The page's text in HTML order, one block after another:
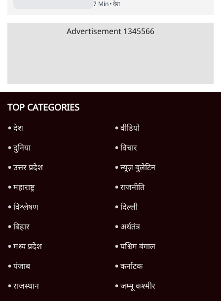
7 Min• देश
Advertisement 1345566
TOP CATEGORIES
देश
वीडियो
दुनिया
विचार
उत्तर प्रदेश
न्यूज़ बुलेटिन
महाराष्ट्र
राजनीति
विश्लेषण
दिल्ली
बिहार
अर्थतंत्र
मध्य प्रदेश
पश्चिम बंगाल
पंजाब
कर्नाटक
राजस्थान
जम्मू कश्मीर